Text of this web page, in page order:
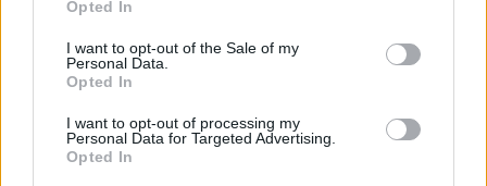
Opted In
I want to opt-out of the Sale of my
Personal Data.
Opted In
I want to opt-out of processing my
Personal Data for Targeted Advertising.
Opted In
Sütibeállítások
Médiatér